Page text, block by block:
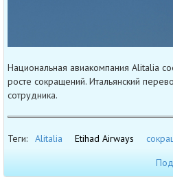
Национальная авиакомпания Alitalia
росте сокращений. Итальянский
сотрудника.
Теги: Alitalia Etihad Airways